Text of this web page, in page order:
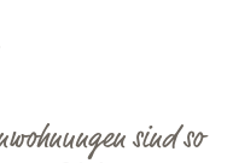
sind so